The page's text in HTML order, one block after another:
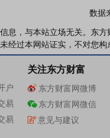
数据
息，与本站立场无关。东
经过本网站证实，不对您
户
易
易
关注东方财富
东方财富网微博
东方财富网微信
意见与建议